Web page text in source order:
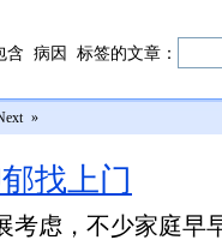
含 病因 标签的文章：
»
找上门
考虑，不少家庭早